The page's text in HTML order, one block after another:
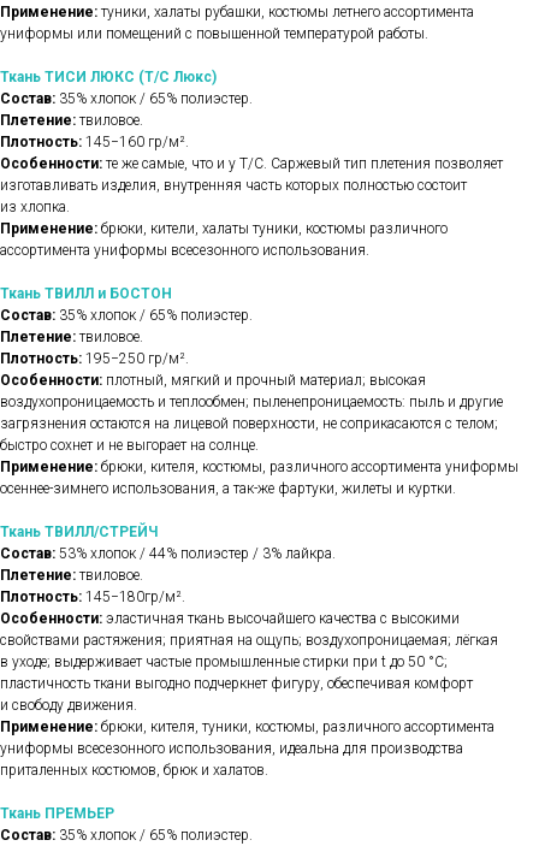
Применение: туники, халаты рубашки, костюмы летнего ассортимента
униформы или помещений с повышенной температурой работы.
Ткань ТИСИ ЛЮКС (Т/С Люкс)
Состав: 35% хлопок / 65% полиэстер.
Плетение: твиловое.
Плотность: 145−160 гр/м².
Особенности: те же самые, что и у Т/С. Саржевый тип плетения позволяет
изготавливать изделия, внутренняя часть которых полностью состоит
из хлопка.
Применение: брюки, кители, халаты туники, костюмы различного
ассортимента униформы всесезонного использования.
Ткань ТВИЛЛ и БОСТОН
Состав: 35% хлопок / 65% полиэстер.
Плетение: твиловое.
Плотность: 195−250 гр/м².
Особенности: плотный, мягкий и прочный материал; высокая
воздухопроницаемость и теплообмен; пыленепроницаемость: пыль и другие
загрязнения остаются на лицевой поверхности, не соприкасаются с телом;
быстро сохнет и не выгорает на солнце.
Применение: брюки, кителя, костюмы, различного ассортимента униформы
осеннее-зимнего использования, а так-же фартуки, жилеты и куртки.
Ткань ТВИЛЛ/СТРЕЙЧ
Состав: 53% хлопок / 44% полиэстер / 3% лайкра.
Плетение: твиловое.
Плотность: 145−180гр/м².
Особенности: эластичная ткань высочайшего качества с высокими
свойствами растяжения; приятная на ощупь; воздухопроницаемая; лёгкая
в уходе; выдерживает частые промышленные стирки при t до 50 °C;
пластичность ткани выгодно подчеркнет фигуру, обеспечивая комфорт
и свободу движения.
Применение: брюки, кителя, туники, костюмы, различного ассортимента
униформы всесезонного использования, идеальна для производства
приталенных костюмов, брюк и халатов.
Ткань ПРЕМЬЕР
Состав: 35% хлопок / 65% полиэстер.